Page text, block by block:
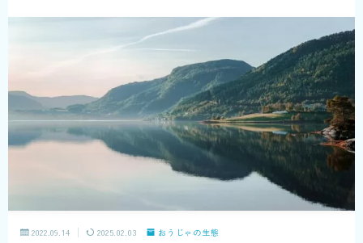
2022.09.14 2025.02.03 おうじゃの生態